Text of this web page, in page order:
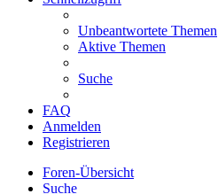
Unbeantwortete Themen
Aktive Themen
Suche
FAQ
Anmelden
Registrieren
Foren-Übersicht
Suche